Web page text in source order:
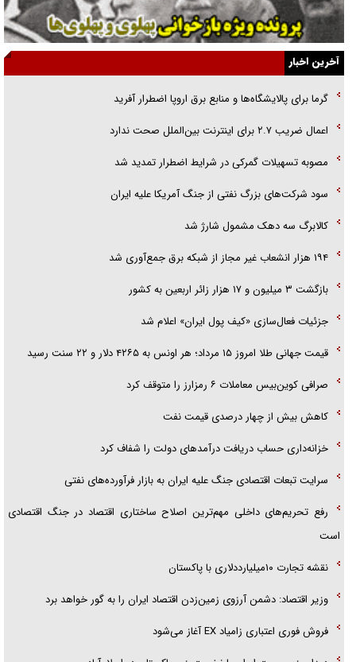
یهودی‌ها در ادبیات داستانی اروپا؛ از شکسپیر تا دیکنز
گفت‌وگو با خواهر یکی از شهدای جنگ رمضان/ خواهرم فرمانده جهادی و
اهل خدمت بی‌منت بود
آخرین اخبار
گرما برای پالایشگاه‌ها و منابع برق اروپا اضطرار آفرید
اعمال ضریب ۲.۷ برای اینترنت بین‌الملل صحت ندارد
مصوبه تسهیلات گمرکی در شرایط اضطرار تمدید شد
سود شرکت‌های بزرگ نفتی از جنگ آمریکا علیه ایران
کالابرگ سه دهک مشمول شارژ شد
۱۹۴ هزار انشعاب غیر مجاز از شبکه برق جمع‌آوری شد
بازگشت ۳ میلیون و ۱۷ هزار زائر اربعین به کشور
جزئیات فعال‌سازی «کیف پول ایران» اعلام شد
قیمت جهانی طلا امروز ۱۵ مرداد؛ هر اونس به ۴۲۶۵ دلار و ۲۲ سنت رسید
صرافی کوین‌بیس معاملات ۶ رمزارز را متوقف کرد
کاهش بیش از چهار درصدی قیمت نفت
خزانه‌داری حساب دریافت درآمد‌های دولت را شفاف کرد
سرایت تبعات اقتصادی جنگ علیه ایران به بازار فرآورده‌های نفتی
رفع تحریم‌های داخلی مهم‌ترین اصلاح ساختاری اقتصاد در جنگ اقتصادی
است
نقشه تجارت ۱۰میلیارددلاری با پاکستان
وزیر اقتصاد: دشمن آرزوی زمین‌زدن اقتصاد ایران را به گور خواهد برد
فروش فوری اعتباری زامیاد EX آغاز می‌شود